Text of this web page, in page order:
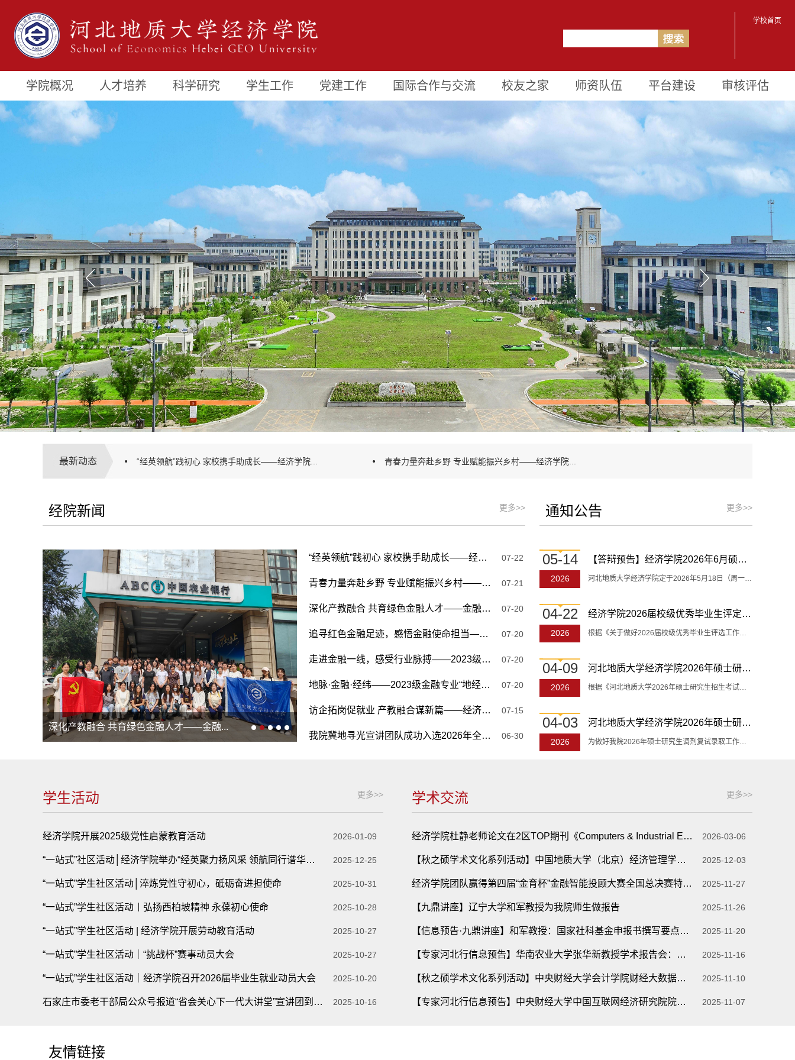
学校首页
学院概况 人才培养 科学研究 学生工作 党建工作 国际合作与交流 校友之家 师资队伍 平台建设 审核评估
最新动态 “经英领航”践初心 家校携手助成长——经济学院... 青春力量奔赴乡野 专业赋能振兴乡村——经济学院...
经院新闻 更多>>
深化校际协同 共促育人提质——石家庄学... 【毕业季】经济学院毕业生参加河北地质...
“经英领航”践初心 家校携手助成长——经济学院开展2026年暑... 07-22
青春力量奔赴乡野 专业赋能振兴乡村——经济学院2026年暑期三... 07-21
深化产教融合 共育绿色金融人才——金融学专业赴中国农业银行... 07-20
追寻红色金融足迹，感悟金融使命担当——2023级金融专业赴中... 07-20
走进金融一线，感受行业脉搏——2023级金融学专业赴中国农业... 07-20
地脉·金融·经纬——2023级金融专业“地经渗透”实习实践纪实 07-20
访企拓岗促就业 产教融合谋新篇——经济学院走访科技企业开展... 07-15
我院冀地寻光宣讲团队成功入选2026年全国大学生“两弹一星”... 06-30
通知公告 更多>>
05-14
2026
【答辩预告】经济学院2026年6月硕士学位论文答辩会
河北地质大学经济学院定于2026年5月18日（周一）上午8:00，在二号学院楼B座425室举行2026年6月硕士生学...
04-22
2026
经济学院2026届校级优秀毕业生评定结果公示
根据《关于做好2026届校级优秀毕业生评选工作的通知》的要求，经济学院按照《河北地质大学优秀毕业生评...
04-09
2026
河北地质大学经济学院2026年硕士研究生第二轮调剂公告
根据《河北地质大学2026年硕士研究生招生考试复试调剂公告》和学校相关要求，结合学院实际情况，现将调...
04-03
2026
河北地质大学经济学院2026年硕士研究生调剂复试公告
为做好我院2026年硕士研究生调剂复试录取工作，根据教育部《关于做好2026年全国硕士研究生复试录取工作...
学生活动 更多>>
经济学院开展2025级党性启蒙教育活动 2026-01-09
“一站式”社区活动│经济学院举办“经英聚力扬风采 领航同行谱华章”主题活动 2025-12-25
“一站式”学生社区活动│淬炼党性守初心，砥砺奋进担使命 2025-10-31
“一站式”学生社区活动丨弘扬西柏坡精神 永葆初心使命 2025-10-28
“一站式”学生社区活动 | 经济学院开展劳动教育活动 2025-10-27
“一站式”学生社区活动｜“挑战杯”赛事动员大会 2025-10-27
“一站式”学生社区活动｜经济学院召开2026届毕业生就业动员大会 2025-10-20
石家庄市委老干部局公众号报道“省会关心下一代大讲堂”宣讲团到我院宣讲 2025-10-16
学术交流 更多>>
经济学院杜静老师论文在2区TOP期刊《Computers & Industrial Engineering》发表论... 2026-03-06
【秋之硕学术文化系列活动】中国地质大学（北京）经济管理学院学术报告会 2025-12-03
经济学院团队赢得第四届“金育杯”金融智能投顾大赛全国总决赛特等奖 2025-11-27
【九鼎讲座】辽宁大学和军教授为我院师生做报告 2025-11-26
【信息预告·九鼎讲座】和军教授：国家社科基金申报书撰写要点与注意事项 2025-11-20
【专家河北行信息预告】华南农业大学张华新教授学术报告会：国家社会科学基金项目... 2025-11-16
【秋之硕学术文化系列活动】中央财经大学会计学院财经大数据应用研究中心主任学术... 2025-11-10
【专家河北行信息预告】中央财经大学中国互联网经济研究院院长孙宝文学术报告会：... 2025-11-07
友情链接